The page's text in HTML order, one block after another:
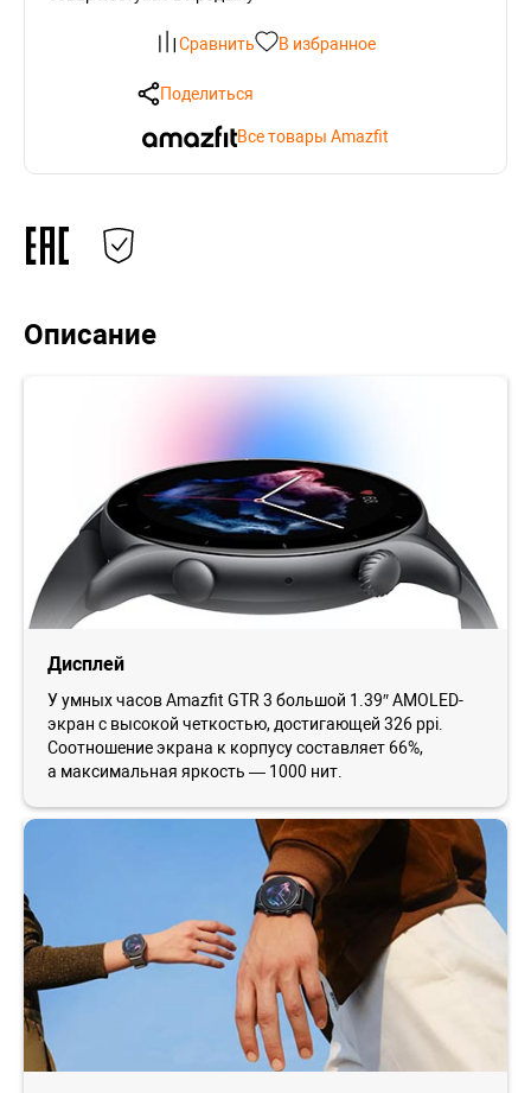
Сравнить В избранное
Поделиться
Все товары Amazfit
Описание
Дисплей
У умных часов Amazfit GTR 3 большой 1.39″ AMOLED-
экран с высокой четкостью, достигающей 326 ppi.
Соотношение экрана к корпусу составляет 66%,
а максимальная яркость — 1000 нит.